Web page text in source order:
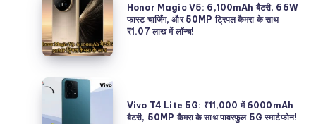
Smartphones
–
जानें
Price,
Features
और
Magic
V5:
6,100mAh
बैटरी,
66W
फास्ट
Honor Magic V5: 6,100mAh बैटरी, 66W
फास्ट चार्जिंग, और 50MP ट्रिपल कैमरा के साथ
₹1.07 लाख में लॉन्च!
Vivo
Vivo T4 Lite 5G: ₹11,000 में 6000mAh
बैटरी, 50MP कैमरा के साथ पावरफुल 5G स्मार्टफोन!